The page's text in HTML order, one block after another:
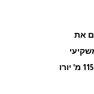
את
נדל"ן הפועלת באירלנד ומנהלת כ- 115 מ' יורו